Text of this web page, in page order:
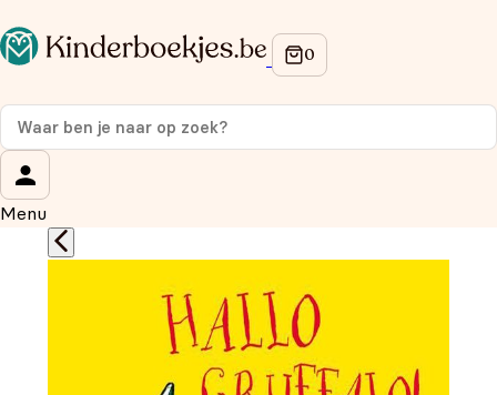
Menu
Op de hoogte blijven van onze acties?
Meld je aan voor onze nieuwsbrief en ontvang
korting
Wat is je voornaam?
Wat is je e-mailadres?*
We gebruiken je gegevens om contact op te nemen, in